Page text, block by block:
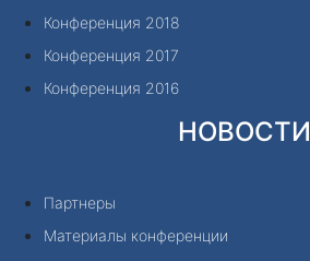
Конференция 2018
Конференция 2017
Конференция 2016
НОВОСТИ
Партнеры
Материалы конференции